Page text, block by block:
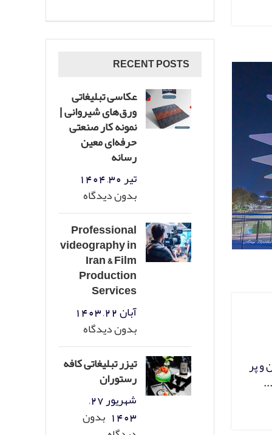
و پر
RECENT POSTS
عکاسی تبلیغاتی
ورق‌های شیروانی |
نمونه کار صنعتی
حرفه‌ای معین
رسانه
تیر 30, 1404
بدون دیدگاه
Professional
videography in
Iran & Film
Production
Services
آبان 22, 1403
بدون دیدگاه
تیزر تبلیغاتی کافه
رستوران
شهریور 27,
1403 بدون